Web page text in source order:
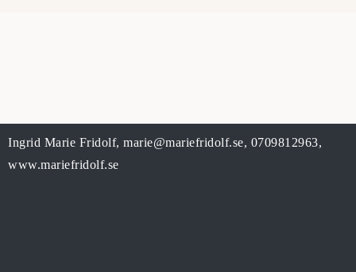
Ingrid Marie Fridolf, marie@mariefridolf.se, 0709812963,
www.mariefridolf.se